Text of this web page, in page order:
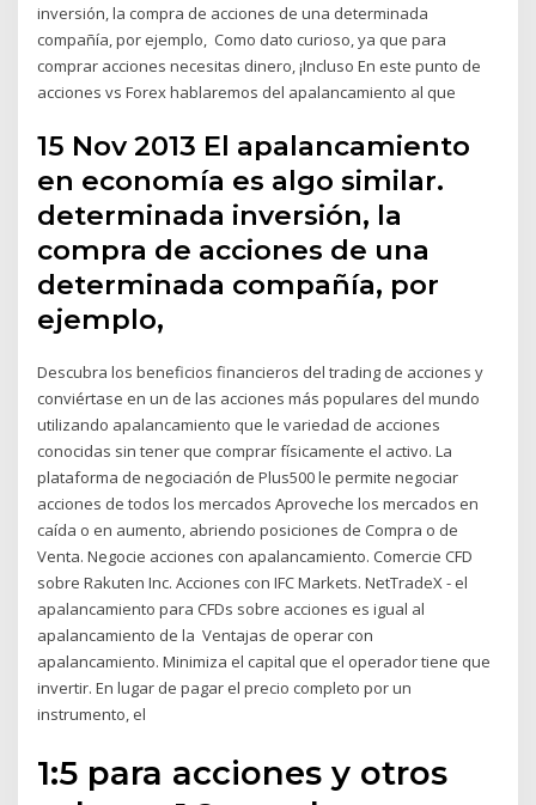
inversión, la compra de acciones de una determinada
compañía, por ejemplo, Como dato curioso, ya que para
comprar acciones necesitas dinero, ¡Incluso En este punto de
acciones vs Forex hablaremos del apalancamiento al que
15 Nov 2013 El apalancamiento
en economía es algo similar.
determinada inversión, la
compra de acciones de una
determinada compañía, por
ejemplo,
Descubra los beneficios financieros del trading de acciones y
conviértase en un de las acciones más populares del mundo
utilizando apalancamiento que le variedad de acciones
conocidas sin tener que comprar físicamente el activo. La
plataforma de negociación de Plus500 le permite negociar
acciones de todos los mercados Aproveche los mercados en
caída o en aumento, abriendo posiciones de Compra o de
Venta. Negocie acciones con apalancamiento. Comercie CFD
sobre Rakuten Inc. Acciones con IFC Markets. NetTradeX - el
apalancamiento para CFDs sobre acciones es igual al
apalancamiento de la Ventajas de operar con
apalancamiento. Minimiza el capital que el operador tiene que
invertir. En lugar de pagar el precio completo por un
instrumento, el
1:5 para acciones y otros